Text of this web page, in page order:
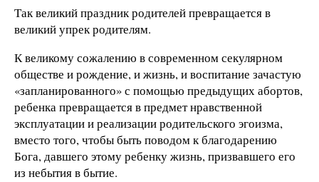
Так великий праздник родителей превращается в
великий упрек родителям.
К великому сожалению в современном секулярном
обществе и рождение, и жизнь, и воспитание зачастую
«запланированного» с помощью предыдущих абортов,
ребенка превращается в предмет нравственной
эксплуатации и реализации родительского эгоизма,
вместо того, чтобы быть поводом к благодарению
Бога, давшего этому ребенку жизнь, призвавшего его
из небытия в бытие.